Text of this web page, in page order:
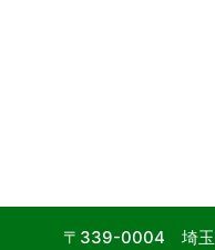
〒339-0004 埼玉